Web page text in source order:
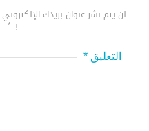
لن يتم نشر عنوان بريدك الإلكتروني.
بـ*
التعليق *